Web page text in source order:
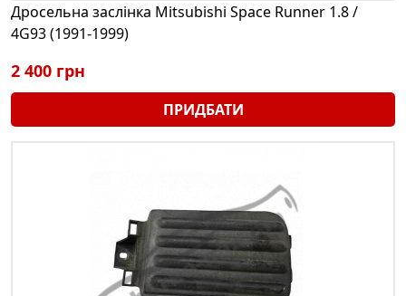
Дросельна заслінка Mitsubishi Space Runner 1.8 /
4G93 (1991-1999)
2 400 грн
ПРИДБАТИ